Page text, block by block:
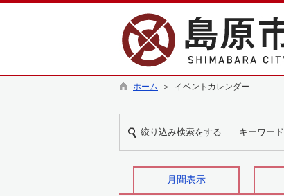
ホーム ＞ イベントカレンダー
絞り込み検索をする キーワード
月間表示